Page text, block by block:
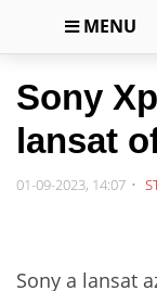
MENU
Sony
lansat
01-09-2023, 14:07
Sony a lansat